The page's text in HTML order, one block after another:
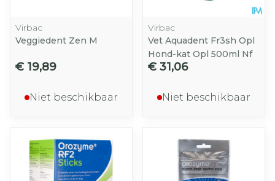
Virbac
Veggiedent Zen M
€ 19,89
Niet beschikbaar
Virbac
Vet Aquadent Fr3sh Opl
Hond-kat Opl 500ml Nf
€ 31,06
Niet beschikbaar